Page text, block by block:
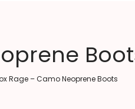
Rage – Camo Neoprene Boots